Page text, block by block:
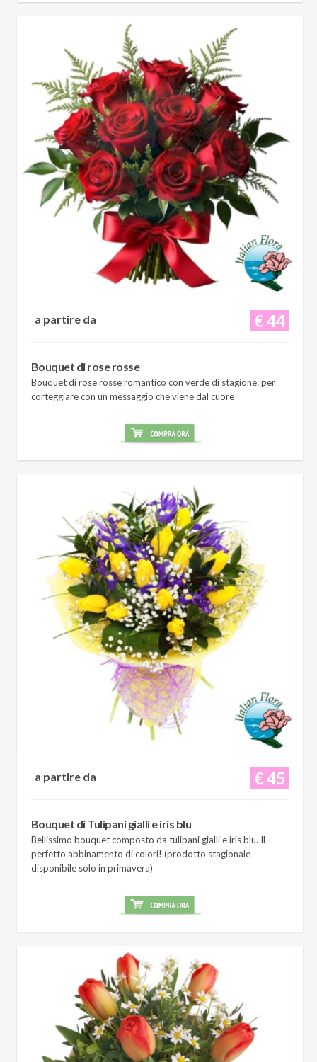
€ 44
a partire da
Bouquet di rose rosse
Bouquet di rose rosse romantico con verde di stagione: per
corteggiare con un messaggio che viene dal cuore
€ 45
a partire da
Bouquet di Tulipani gialli e iris blu
Bellissimo bouquet composto da tulipani gialli e iris blu. Il
perfetto abbinamento di colori! (prodotto stagionale
disponibile solo in primavera)